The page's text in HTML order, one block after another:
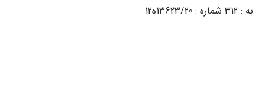
به : 312 شماره : 13623/20ه12